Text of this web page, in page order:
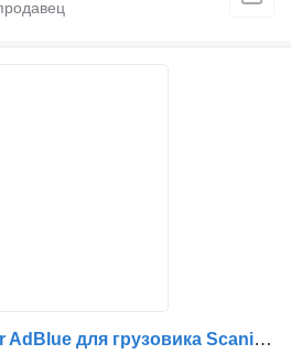
Насос AdBlue Dozator AdBlue для грузовика Scania – Coduri: 2238324, 2238325, 2095566, 2722701, 573163, 573162